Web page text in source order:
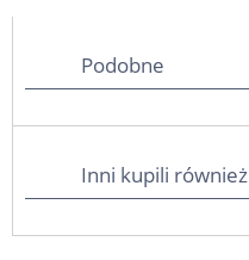
Podobne
Inni kupili również